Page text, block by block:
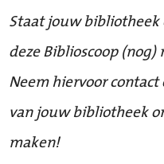
Staat jouw bibliotheek
deze Biblioscoop
Neem hiervoor
van jouw bibliotheek
maken!